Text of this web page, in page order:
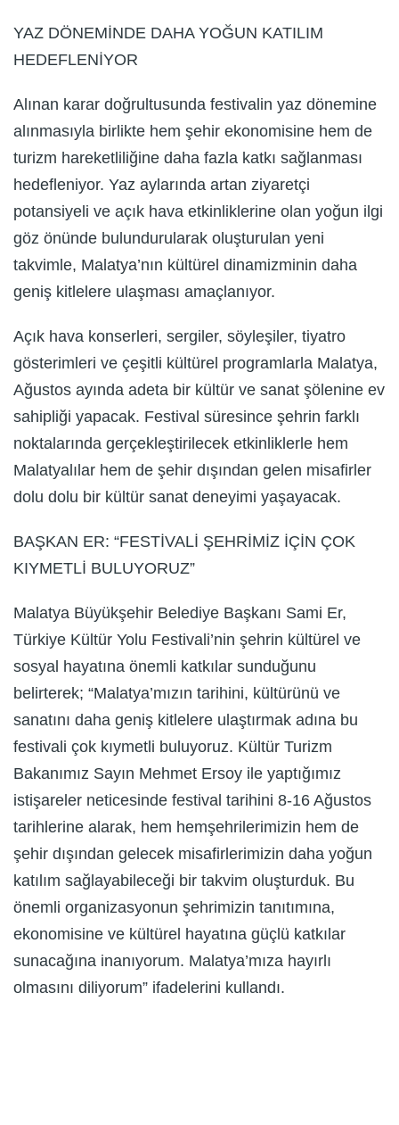
YAZ DÖNEMİNDE DAHA YOĞUN KATILIM
HEDEFLENİYOR
Alınan karar doğrultusunda festivalin yaz dönemine
alınmasıyla birlikte hem şehir ekonomisine hem de
turizm hareketliliğine daha fazla katkı sağlanması
hedefleniyor. Yaz aylarında artan ziyaretçi
potansiyeli ve açık hava etkinliklerine olan yoğun ilgi
göz önünde bulundurularak oluşturulan yeni
takvimle, Malatya’nın kültürel dinamizminin daha
geniş kitlelere ulaşması amaçlanıyor.
Açık hava konserleri, sergiler, söyleşiler, tiyatro
gösterimleri ve çeşitli kültürel programlarla Malatya,
Ağustos ayında adeta bir kültür ve sanat şölenine ev
sahipliği yapacak. Festival süresince şehrin farklı
noktalarında gerçekleştirilecek etkinliklerle hem
Malatyalılar hem de şehir dışından gelen misafirler
dolu dolu bir kültür sanat deneyimi yaşayacak.
BAŞKAN ER: “FESTİVALİ ŞEHRİMİZ İÇİN ÇOK
KIYMETLİ BULUYORUZ”
Malatya Büyükşehir Belediye Başkanı Sami Er,
Türkiye Kültür Yolu Festivali’nin şehrin kültürel ve
sosyal hayatına önemli katkılar sunduğunu
belirterek; “Malatya’mızın tarihini, kültürünü ve
sanatını daha geniş kitlelere ulaştırmak adına bu
festivali çok kıymetli buluyoruz. Kültür Turizm
Bakanımız Sayın Mehmet Ersoy ile yaptığımız
istişareler neticesinde festival tarihini 8-16 Ağustos
tarihlerine alarak, hem hemşehrilerimizin hem de
şehir dışından gelecek misafirlerimizin daha yoğun
katılım sağlayabileceği bir takvim oluşturduk. Bu
önemli organizasyonun şehrimizin tanıtımına,
ekonomisine ve kültürel hayatına güçlü katkılar
sunacağına inanıyorum. Malatya’mıza hayırlı
olmasını diliyorum” ifadelerini kullandı.